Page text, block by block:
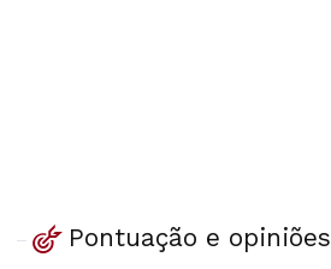
Pontuação e opiniões